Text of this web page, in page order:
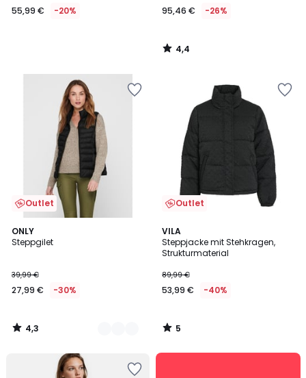
Statt
angewendet.
55,99 € -20% 95,46 € -26%
4,4
/
Outlet
ONLY
Steppgilet
39,99 €
27,99 € -30%
4,3
/ 5
2
Farben
4,3
/
Outlet
VILA
Steppjacke mit Stehkragen,
Strukturmaterial
89,99 €
53,99 € -40%
5
/
5
5
/
SALE